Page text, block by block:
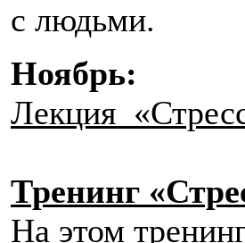
с людьми.
Ноябрь:
Лекция
Тренинг
На этом